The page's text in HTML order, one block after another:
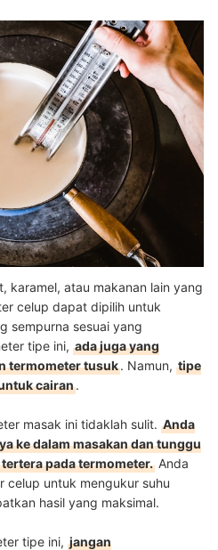
karamel, atau makanan lain yang
celup dapat dipilih untuk
sempurna sesuai yang
tipe ini, ada juga yang
termometer tusuk. Namun, tipe
cairan.
masak ini tidaklah sulit. Anda
ke dalam masakan dan tunggu
pada termometer. Anda
celup untuk mengukur suhu
hasil yang maksimal.
tipe ini, jangan